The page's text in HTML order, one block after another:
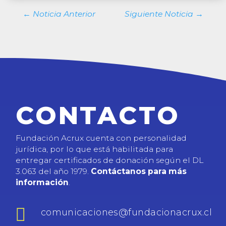
← Noticia Anterior Siguiente Noticia →
CONTACTO
Fundación Acrux cuenta con personalidad
jurídica, por lo que está habilitada para
entregar certificados de donación según el DL
3.063 del año 1979. Contáctanos para más
información.
 comunicaciones@fundacionacrux.cl